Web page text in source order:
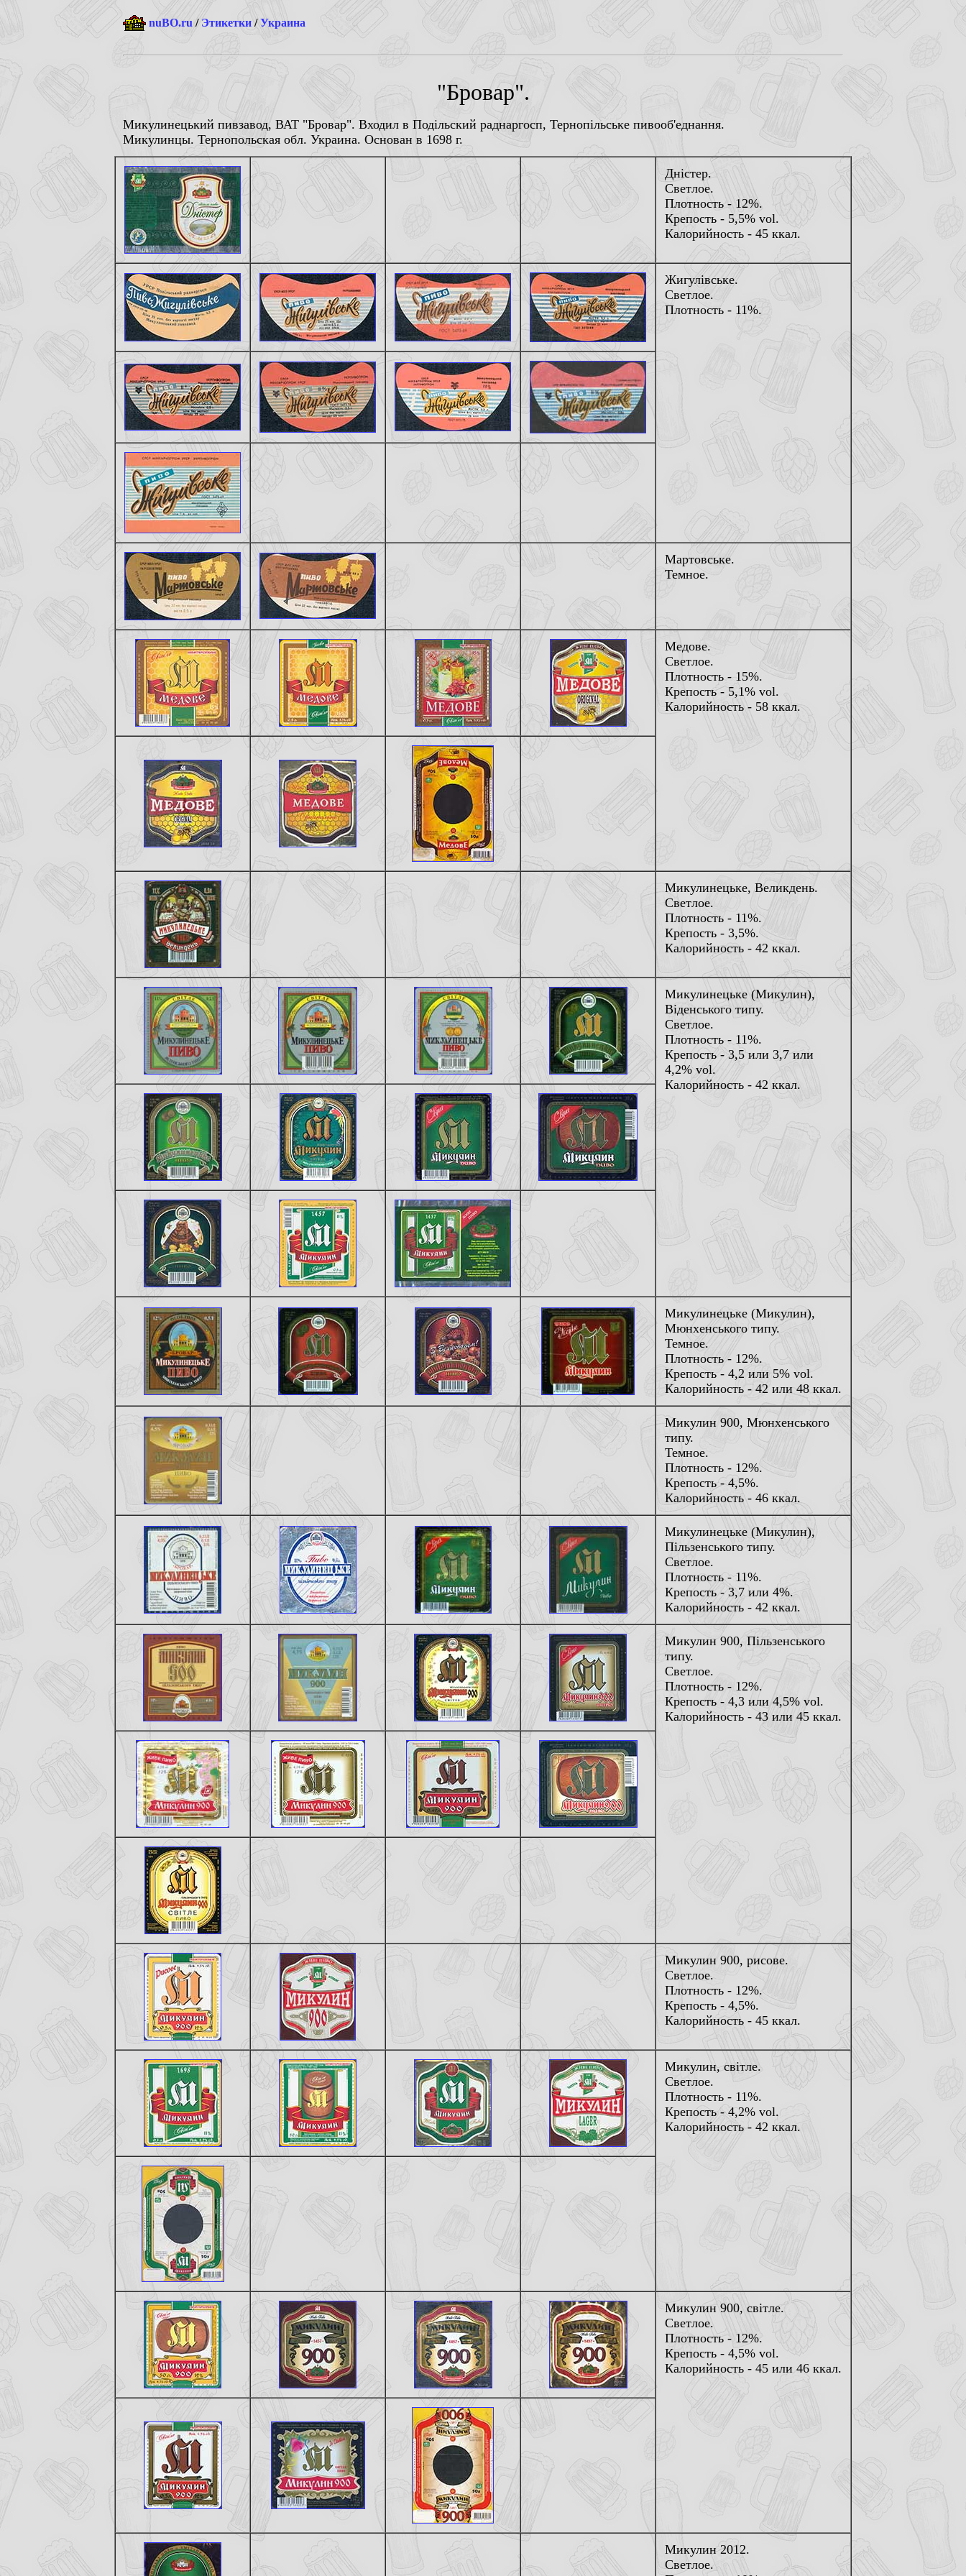
nuBO.ru / Этикетки /Украина
"Бровар".
Микулинецький пивзавод, ВАТ "Бровар". Входил в Подiльский раднаргосп, Тернопiльське пивооб'еднання.
Микулинцы. Тернопольская обл. Украина. Основан в 1698 г.
Днiстер.
Светлое.
Плотность - 12%.
Крепость - 5,5% vol.
Калорийность - 45 ккал.
Жигулiвське.
Светлое.
Плотность - 11%.
Мартовське.
Темное.
Медове.
Светлое.
Плотность - 15%.
Крепость - 5,1% vol.
Калорийность - 58 ккал.
Микулинецьке, Великдень.
Светлое.
Плотность - 11%.
Крепость - 3,5%.
Калорийность - 42 ккал.
Микулинецьке (Микулин),
Вiденського типу.
Светлое.
Плотность - 11%.
Крепость - 3,5 или 3,7 или
4,2% vol.
Калорийность - 42 ккал.
Микулинецьке (Микулин),
Мюнхенського типу.
Темное.
Плотность - 12%.
Крепость - 4,2 или 5% vol.
Калорийность - 42 или 48 ккал.
Микулин 900, Мюнхенського
типу.
Темное.
Плотность - 12%.
Крепость - 4,5%.
Калорийность - 46 ккал.
Микулинецьке (Микулин),
Пiльзенського типу.
Светлое.
Плотность - 11%.
Крепость - 3,7 или 4%.
Калорийность - 42 ккал.
Микулин 900, Пiльзенського
типу.
Светлое.
Плотность - 12%.
Крепость - 4,3 или 4,5% vol.
Калорийность - 43 или 45 ккал.
Микулин 900, рисове.
Светлое.
Плотность - 12%.
Крепость - 4,5%.
Калорийность - 45 ккал.
Микулин, свiтле.
Светлое.
Плотность - 11%.
Крепость - 4,2% vol.
Калорийность - 42 ккал.
Микулин 900, свiтле.
Светлое.
Плотность - 12%.
Крепость - 4,5% vol.
Калорийность - 45 или 46 ккал.
Микулин 2012.
Светлое.